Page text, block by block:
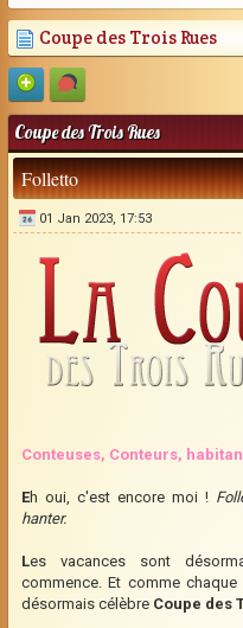
Coupe des Trois Rues
Coupe des Trois Rues
Folletto
01 Jan 2023, 17:53
Conteuses, Conteurs,
Eh oui, c'est encore moi !
hanter.
Les vacances sont
commence. Et comme
désormais célèbre Coupe des